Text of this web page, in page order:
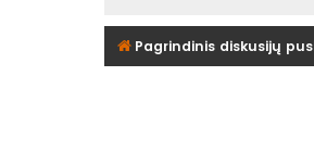
Pagrindinis diskusijų